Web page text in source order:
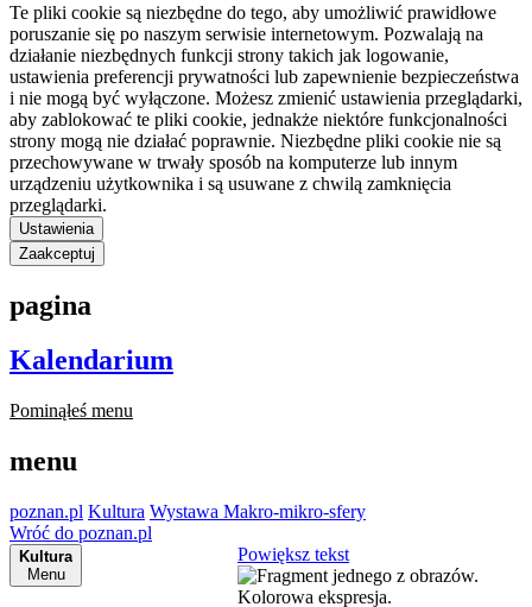
Te pliki cookie są niezbędne do tego, aby umożliwić prawidłowe
poruszanie się po naszym serwisie internetowym. Pozwalają na
działanie niezbędnych funkcji strony takich jak logowanie,
ustawienia preferencji prywatności lub zapewnienie bezpieczeństwa
i nie mogą być wyłączone. Możesz zmienić ustawienia przeglądarki,
aby zablokować te pliki cookie, jednakże niektóre funkcjonalności
strony mogą nie działać poprawnie. Niezbędne pliki cookie nie są
przechowywane w trwały sposób na komputerze lub innym
urządzeniu użytkownika i są usuwane z chwilą zamknięcia
przeglądarki.
Ustawienia
Zaakceptuj
pagina
Kalendarium
Pominąłeś menu
menu
poznan.pl Kultura Wystawa Makro-mikro-sfery
Wróć do poznan.pl
Kultura
Menu
Powiększ tekst